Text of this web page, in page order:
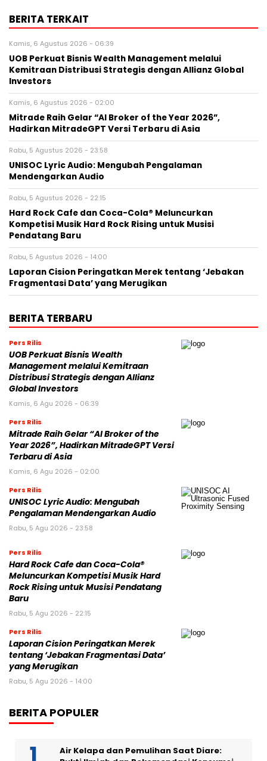
BERITA TERKAIT
Kamis, 6 Agustus 2026 - 06:39
UOB Perkuat Bisnis Wealth Management melalui
Kemitraan Distribusi Strategis dengan Allianz Global
Investors
Kamis, 6 Agustus 2026 - 02:00
Mitrade Raih Gelar “AI Broker of the Year 2026”,
Hadirkan MitradeGPT Versi Terbaru di Asia
Rabu, 5 Agustus 2026 - 23:58
UNISOC Lyric Audio: Mengubah Pengalaman
Mendengarkan Audio
Rabu, 5 Agustus 2026 - 22:15
Hard Rock Cafe dan Coca-Cola® Meluncurkan
Kompetisi Musik Hard Rock Rising untuk Musisi
Pendatang Baru
Rabu, 5 Agustus 2026 - 14:00
Laporan Cision Peringatkan Merek tentang ‘Jebakan
Fragmentasi Data’ yang Merugikan
BERITA TERBARU
Pers Rilis
UOB Perkuat Bisnis Wealth
Management melalui Kemitraan
Distribusi Strategis dengan Allianz
Global Investors
Kamis, 6 Agu 2026 - 06:39
Pers Rilis
Mitrade Raih Gelar “AI Broker of the
Year 2026”, Hadirkan MitradeGPT Versi
Terbaru di Asia
Kamis, 6 Agu 2026 - 02:00
Pers Rilis
UNISOC Lyric Audio: Mengubah
Pengalaman Mendengarkan Audio
Rabu, 5 Agu 2026 - 23:58
Pers Rilis
Hard Rock Cafe dan Coca-Cola®
Meluncurkan Kompetisi Musik Hard
Rock Rising untuk Musisi Pendatang
Baru
Rabu, 5 Agu 2026 - 22:15
Pers Rilis
Laporan Cision Peringatkan Merek
tentang ‘Jebakan Fragmentasi Data’
yang Merugikan
Rabu, 5 Agu 2026 - 14:00
BERITA POPULER
Air Kelapa dan Pemulihan Saat Diare: